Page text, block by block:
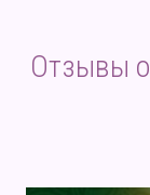
Отзывы о